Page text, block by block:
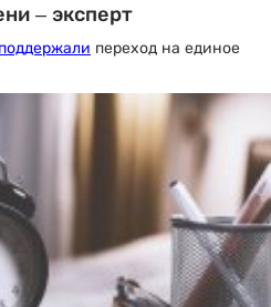
– эксперт
поддержали переход на единое